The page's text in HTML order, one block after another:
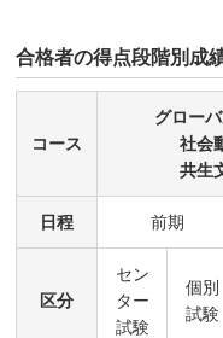
合格者の得点段階別成
コース
グロー
社会
共生
日程 前期
区分
セン
ター
試験
個別
試験